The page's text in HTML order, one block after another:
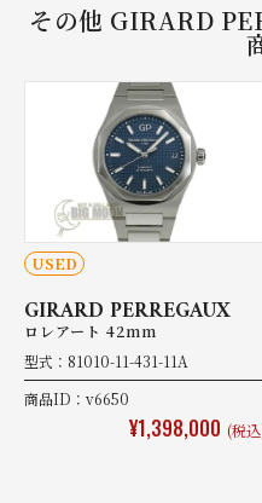
その他 GIRARD
USED
GIRARD PERREGAUX
ロレアート 42mm
型式：81010-11-431-11A
商品ID：v6650
¥1,398,000 (税